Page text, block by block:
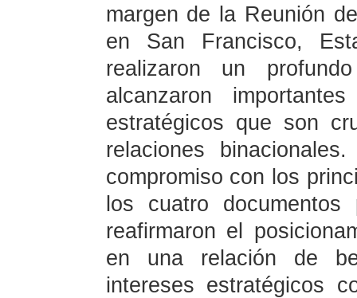
margen de la Reunión
en San Francisco,
realizaron un
alcanzaron
estratégicos que son
relaciones
compromiso con los
los cuatro
reafirmaron el
en una relación de
intereses estratégicos